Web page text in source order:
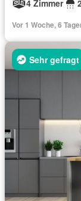
4 Zimmer
Vor 1 Woche, 6
Sehr gefragt